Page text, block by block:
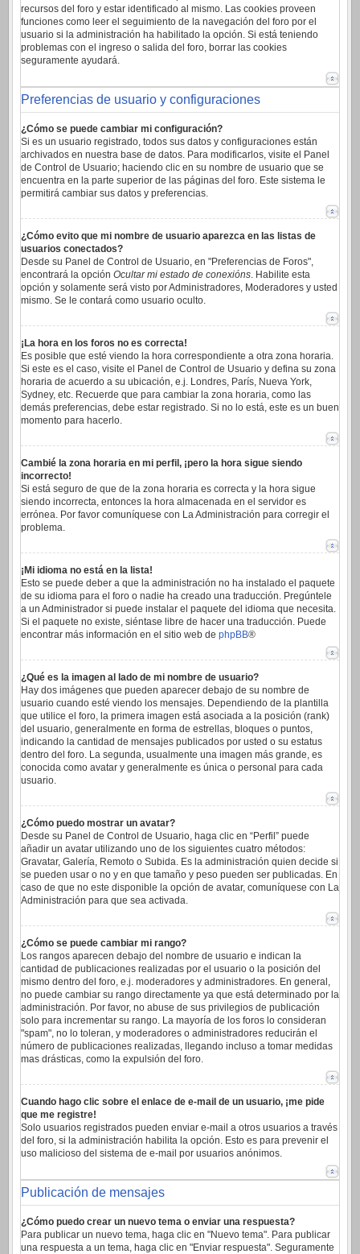
recursos del foro y estar identificado al mismo. Las cookies proveen
funciones como leer el seguimiento de la navegación del foro por el
usuario si la administración ha habilitado la opción. Si está teniendo
problemas con el ingreso o salida del foro, borrar las cookies
seguramente ayudará.
Preferencias de usuario y configuraciones
¿Cómo se puede cambiar mi configuración?
Si es un usuario registrado, todos sus datos y configuraciones están
archivados en nuestra base de datos. Para modificarlos, visite el Panel
de Control de Usuario; haciendo clic en su nombre de usuario que se
encuentra en la parte superior de las páginas del foro. Este sistema le
permitirá cambiar sus datos y preferencias.
¿Cómo evito que mi nombre de usuario aparezca en las listas de
usuarios conectados?
Desde su Panel de Control de Usuario, en "Preferencias de Foros",
encontrará la opción Ocultar mi estado de conexións. Habilite esta
opción y solamente será visto por Administradores, Moderadores y usted
mismo. Se le contará como usuario oculto.
¡La hora en los foros no es correcta!
Es posible que esté viendo la hora correspondiente a otra zona horaria.
Si este es el caso, visite el Panel de Control de Usuario y defina su zona
horaria de acuerdo a su ubicación, e.j. Londres, París, Nueva York,
Sydney, etc. Recuerde que para cambiar la zona horaria, como las
demás preferencias, debe estar registrado. Si no lo está, este es un buen
momento para hacerlo.
Cambié la zona horaria en mi perfil, ¡pero la hora sigue siendo
incorrecto!
Si está seguro de que de la zona horaria es correcta y la hora sigue
siendo incorrecta, entonces la hora almacenada en el servidor es
errónea. Por favor comuníquese con La Administración para corregir el
problema.
¡Mi idioma no está en la lista!
Esto se puede deber a que la administración no ha instalado el paquete
de su idioma para el foro o nadie ha creado una traducción. Pregúntele
a un Administrador si puede instalar el paquete del idioma que necesita.
Si el paquete no existe, siéntase libre de hacer una traducción. Puede
encontrar más información en el sitio web de phpBB®
¿Qué es la imagen al lado de mi nombre de usuario?
Hay dos imágenes que pueden aparecer debajo de su nombre de
usuario cuando esté viendo los mensajes. Dependiendo de la plantilla
que utilice el foro, la primera imagen está asociada a la posición (rank)
del usuario, generalmente en forma de estrellas, bloques o puntos,
indicando la cantidad de mensajes publicados por usted o su estatus
dentro del foro. La segunda, usualmente una imagen más grande, es
conocida como avatar y generalmente es única o personal para cada
usuario.
¿Cómo puedo mostrar un avatar?
Desde su Panel de Control de Usuario, haga clic en “Perfil” puede
añadir un avatar utilizando uno de los siguientes cuatro métodos:
Gravatar, Galería, Remoto o Subida. Es la administración quien decide si
se pueden usar o no y en que tamaño y peso pueden ser publicadas. En
caso de que no este disponible la opción de avatar, comuníquese con La
Administración para que sea activada.
¿Cómo se puede cambiar mi rango?
Los rangos aparecen debajo del nombre de usuario e indican la
cantidad de publicaciones realizadas por el usuario o la posición del
mismo dentro del foro, e.j. moderadores y administradores. En general,
no puede cambiar su rango directamente ya que está determinado por la
administración. Por favor, no abuse de sus privilegios de publicación
solo para incrementar su rango. La mayoría de los foros lo consideran
"spam", no lo toleran, y moderadores o administradores reducirán el
número de publicaciones realizadas, llegando incluso a tomar medidas
mas drásticas, como la expulsión del foro.
Cuando hago clic sobre el enlace de e-mail de un usuario, ¡me pide
que me registre!
Solo usuarios registrados pueden enviar e-mail a otros usuarios a través
del foro, si la administración habilita la opción. Esto es para prevenir el
uso malicioso del sistema de e-mail por usuarios anónimos.
Publicación de mensajes
¿Cómo puedo crear un nuevo tema o enviar una respuesta?
Para publicar un nuevo tema, haga clic en "Nuevo tema". Para publicar
una respuesta a un tema, haga clic en "Enviar respuesta". Seguramente